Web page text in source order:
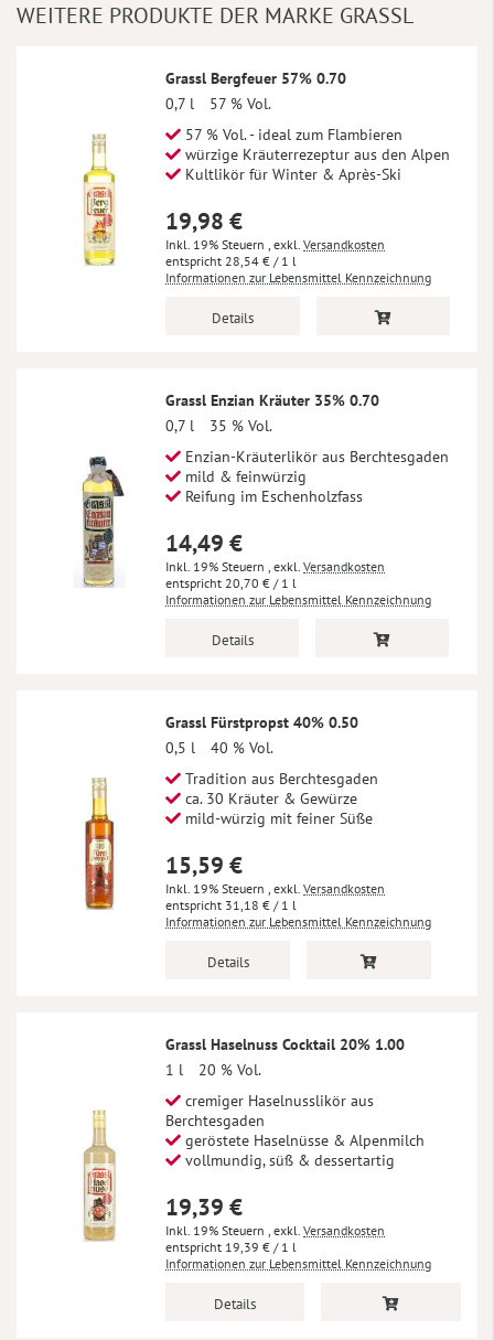
WEITERE PRODUKTE DER MARKE GRASSL
Grassl Bergfeuer 57% 0.70
0,7 l
57 % Vol.
57 % Vol. - ideal zum Flambieren
würzige Kräuterrezeptur aus den Alpen
Kultlikör für Winter & Après-Ski
19,98 €
Inkl. 19% Steuern , exkl. Versandkosten
28,54 € / 1 l
Informationen zur Lebensmittel Kennzeichnung
Details
Grassl Enzian Kräuter 35% 0.70
0,7 l
35 % Vol.
Enzian-Kräuterlikör aus Berchtesgaden
mild & feinwürzig
Reifung im Eschenholzfass
14,49 €
Inkl. 19% Steuern , exkl. Versandkosten
20,70 € / 1 l
Informationen zur Lebensmittel Kennzeichnung
Details
Grassl Fürstpropst 40% 0.50
0,5 l
40 % Vol.
Tradition aus Berchtesgaden
ca. 30 Kräuter & Gewürze
mild-würzig mit feiner Süße
15,59 €
Inkl. 19% Steuern , exkl. Versandkosten
31,18 € / 1 l
Informationen zur Lebensmittel Kennzeichnung
Details
Grassl Haselnuss Cocktail 20% 1.00
1 l
20 % Vol.
cremiger Haselnusslikör aus
Berchtesgaden
geröstete Haselnüsse & Alpenmilch
vollmundig, süß & dessertartig
19,39 €
Inkl. 19% Steuern , exkl. Versandkosten
19,39 € / 1 l
Informationen zur Lebensmittel Kennzeichnung
Details